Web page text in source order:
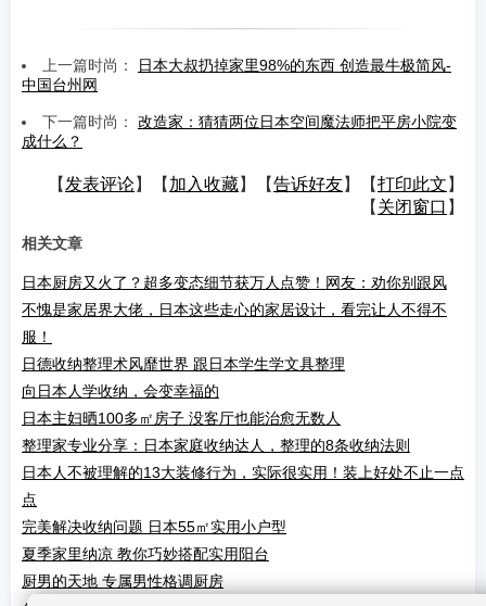
上一篇时尚：
日本大叔扔掉家里98%的东西 创造最牛极简风-
中国台州网
下一篇时尚： 改造家：猜猜两位日本空间魔法师把平房小院变
成什么？
【 发表评论】【 加入收藏】【告诉好友】【打印此文 】
【 关闭窗口 】
相关文章
日本厨房又火了？超多变态细节获万人点赞！网友：劝你别跟风
不愧是家居界大佬，日本这些走心的家居设计，看完让人不得不
服！
日德收纳整理术风靡世界 跟日本学生学文具整理
向日本人学收纳，会变幸福的
日本主妇晒100多㎡房子 没客厅也能治愈无数人
整理家专业分享：日本家庭收纳达人，整理的8条收纳法则
日本人不被理解的13大装修行为，实际很实用！装上好处不止一点
点
完美解决收纳问题 日本55㎡实用小户型
夏季家里纳凉 教你巧妙搭配实用阳台
厨男的天地 专属男性格调厨房